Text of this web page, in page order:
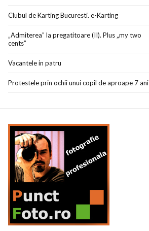
Clubul de Karting Bucuresti. e-Karting
„Admiterea” la pregatitoare (II). Plus „my two
cents”
Vacantele in patru
Protestele prin ochii unui copil de aproape 7 ani